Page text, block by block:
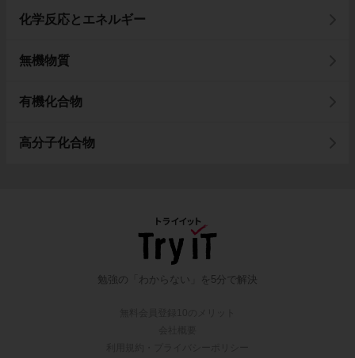
化学反応とエネルギー
無機物質
有機化合物
高分子化合物
勉強の「わからない」を5分で解決